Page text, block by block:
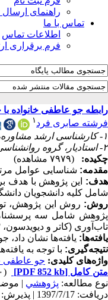
راهنمای ارسال
تماس با ما
اطلاعات تماس
فرم برقراری
رابطه جو عاطفی خانواده
فرشته صابری فرد ۱
۱- کارشناسی ارشد مشاوره، مرکز سلامت روان جویندگان سعادت، دانشگاه آزاد اسلامی واحد نیشابور، نیشابور، ایران
۲- استادیار، گروه روانشناسی، موسسه اموزش عالی کاویان، مشهد، ایران ،
چکیده:
(۷۹۷۹ مشاهده)
مقدمه: شناسایی عوامل
هدف:
این پژوهش با هدف
شامل کلیه دانشجویان دانشگاه آزاد
روش:
تاب‌آوری (کاتر و دیویدسون، ۲۰۰۳) بوده است. داده‌ها با استفاده از آزمون همبستگی پیرسون و رگرسیون چند متغیره تحلیل شدند.
یافته‌ها: یافته‌ها نشان داد،
نتیجه‌گیری: با توجه به
واژه‌های کلیدی: جو عاطفی
متن کامل [PDF 852 kb]
(۵۷۱۰ دریافت)
نوع مطالعه: پژوهشي |
دریافت: 1397/7/17 | پذیرش: 1397/10/22 | انتشار: 1398/2/3